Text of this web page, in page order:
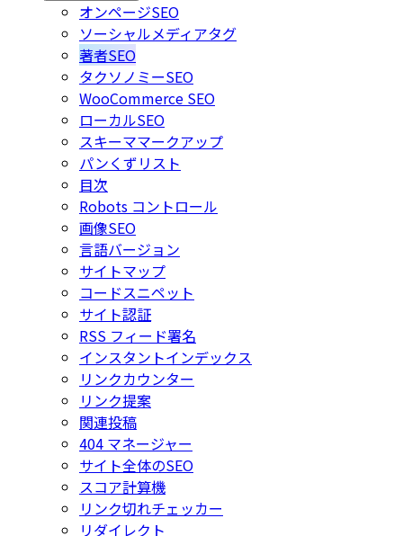
オンページSEO
ソーシャルメディアタグ
著者SEO
タクソノミーSEO
WooCommerce SEO
ローカルSEO
スキーママークアップ
パンくずリスト
目次
Robots コントロール
画像SEO
言語バージョン
サイトマップ
コードスニペット
サイト認証
RSS フィード署名
インスタントインデックス
リンクカウンター
リンク提案
関連投稿
404 マネージャー
サイト全体のSEO
スコア計算機
リンク切れチェッカー
リダイレクト